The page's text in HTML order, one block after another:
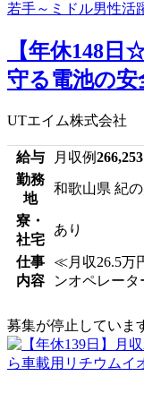
【年休148
守る電池の
UTエイム株式会社
給与 月収例266,253
勤務
地
和歌山県 紀
寮・
社宅
あり
仕事
内容
≪月収26.5万
ンオペレータ
募集が停止していま